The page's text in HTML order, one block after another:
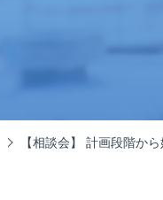
【相談会】 計画段階か